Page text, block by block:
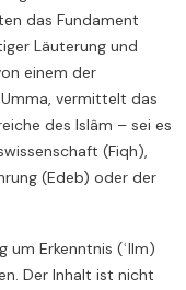
das Fundament
Läuterung und
einem der
vermittelt das
des Islâm – sei es
(Fiqh),
(Edeb) oder der
um Erkenntnis (ʿIlm)
Der Inhalt ist nicht